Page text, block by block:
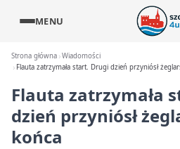
MENU
Strona główna Wiadomości
Flauta zatrzymała start. Drugi dzień przyniósł
Flauta zatrzymała
dzień przyniósł
końca